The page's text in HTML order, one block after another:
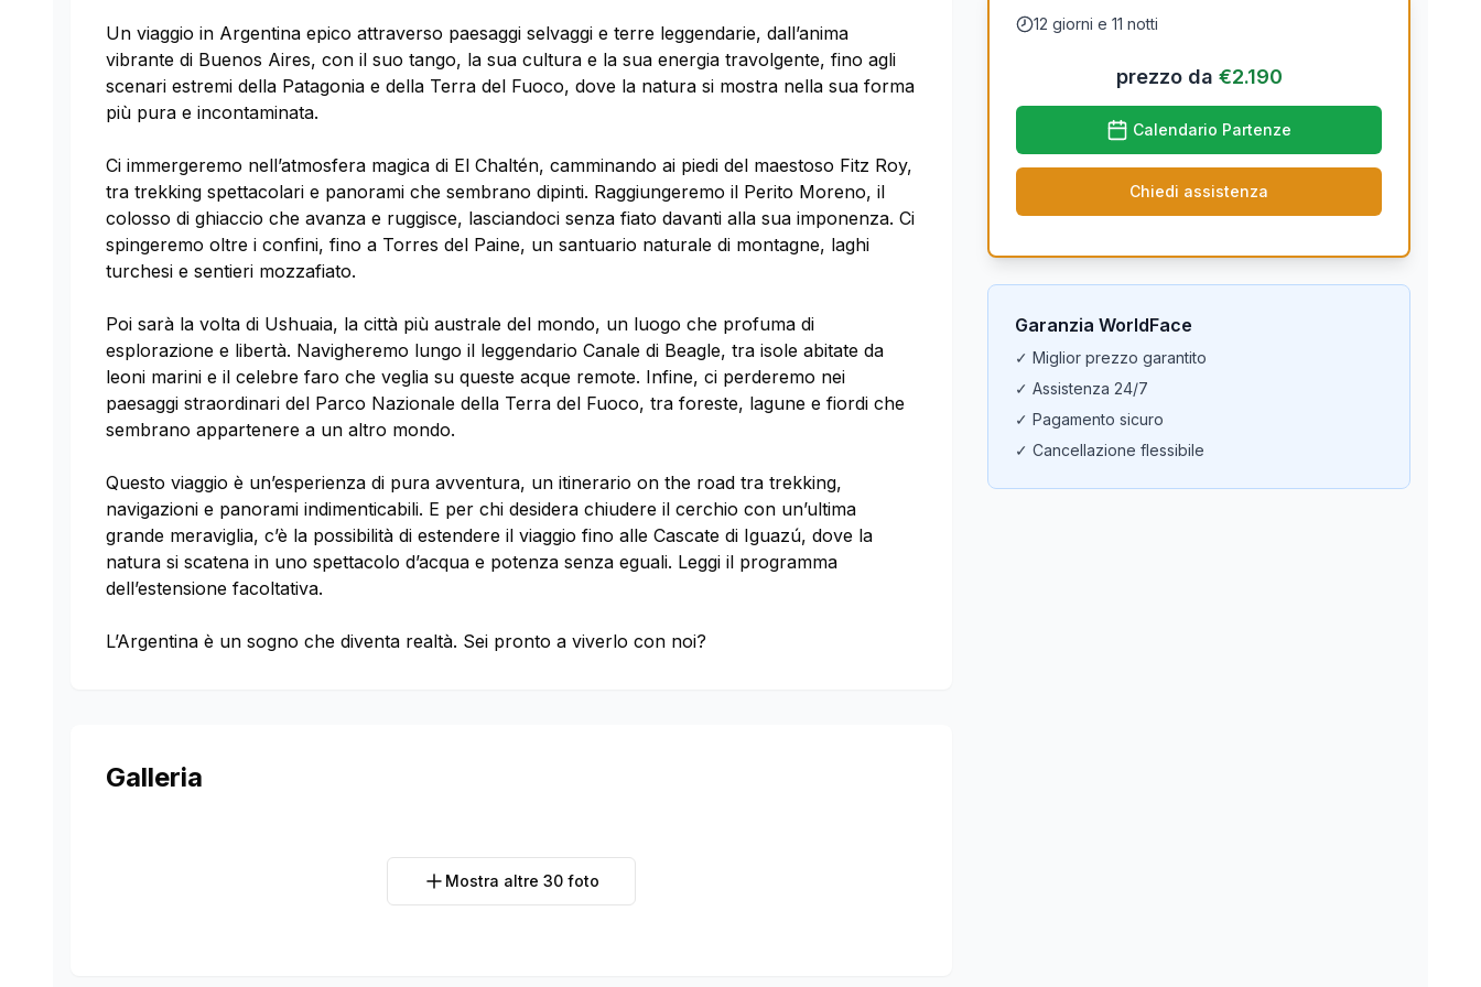
Un viaggio in Argentina epico attraverso paesaggi selvaggi e terre leggendarie, dall’anima
vibrante di Buenos Aires, con il suo tango, la sua cultura e la sua energia travolgente, fino agli
scenari estremi della Patagonia e della Terra del Fuoco, dove la natura si mostra nella sua forma
più pura e incontaminata.
Ci immergeremo nell’atmosfera magica di El Chaltén, camminando ai piedi del maestoso Fitz Roy,
tra trekking spettacolari e panorami che sembrano dipinti. Raggiungeremo il Perito Moreno, il
colosso di ghiaccio che avanza e ruggisce, lasciandoci senza fiato davanti alla sua imponenza. Ci
spingeremo oltre i confini, fino a Torres del Paine, un santuario naturale di montagne, laghi
turchesi e sentieri mozzafiato.
Poi sarà la volta di Ushuaia, la città più australe del mondo, un luogo che profuma di
esplorazione e libertà. Navigheremo lungo il leggendario Canale di Beagle, tra isole abitate da
leoni marini e il celebre faro che veglia su queste acque remote. Infine, ci perderemo nei
paesaggi straordinari del Parco Nazionale della Terra del Fuoco, tra foreste, lagune e fiordi che
sembrano appartenere a un altro mondo.
Questo viaggio è un’esperienza di pura avventura, un itinerario on the road tra trekking,
navigazioni e panorami indimenticabili. E per chi desidera chiudere il cerchio con un’ultima
grande meraviglia, c’è la possibilità di estendere il viaggio fino alle Cascate di Iguazú, dove la
natura si scatena in uno spettacolo d’acqua e potenza senza eguali. Leggi il programma
dell’estensione facoltativa.
L’Argentina è un sogno che diventa realtà. Sei pronto a viverlo con noi?
Galleria
Mostra altre 30 foto
12 giorni e 11 notti
prezzo da €2.190
Calendario Partenze
Chiedi assistenza
Garanzia WorldFace
✓ Miglior prezzo garantito
✓ Assistenza 24/7
✓ Pagamento sicuro
✓ Cancellazione flessibile